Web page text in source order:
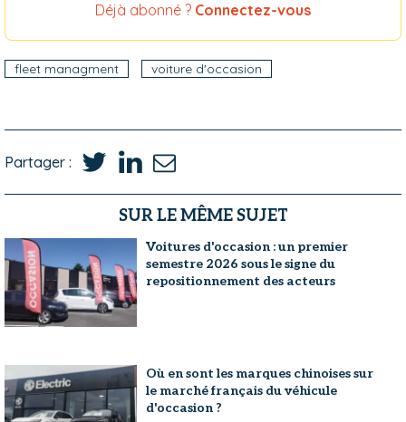
Déjà abonné ? Connectez-vous
fleet managment voiture d'occasion
Partager :
SUR LE MÊME SUJET
Voitures d'occasion : un premier
semestre 2026 sous le signe du
repositionnement des acteurs
Où en sont les marques chinoises sur
le marché français du véhicule
d'occasion ?